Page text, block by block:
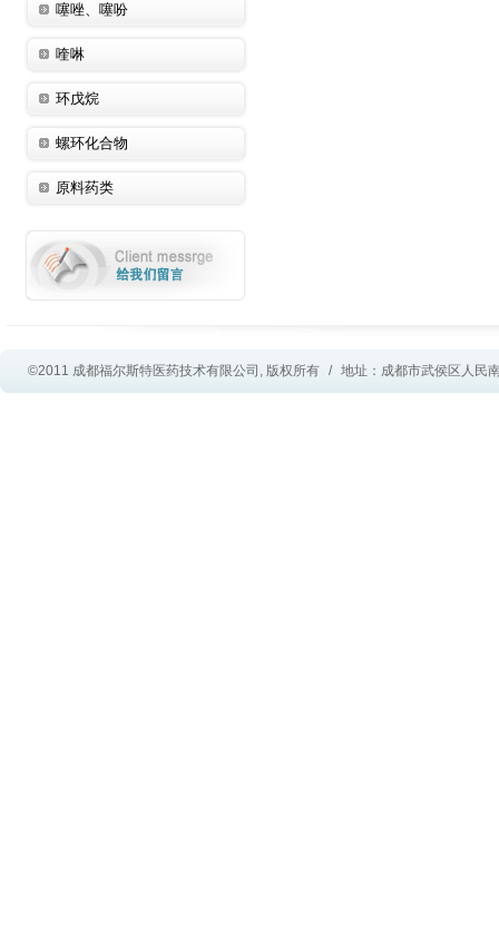
噻唑、噻吩
喹啉
环戊烷
螺环化合物
原料药类
©2011 成都福尔斯特医药技术有限公司, 版权所有 / 地址：成都市武侯区人民